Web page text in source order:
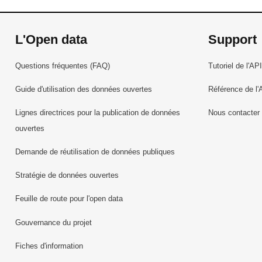
L'Open data
Questions fréquentes (FAQ)
Guide d'utilisation des données ouvertes
Lignes directrices pour la publication de données
ouvertes
Demande de réutilisation de données publiques
Stratégie de données ouvertes
Feuille de route pour l'open data
Gouvernance du projet
Fiches d'information
Support
Tutoriel de l'API
Référence de
Nous contacter